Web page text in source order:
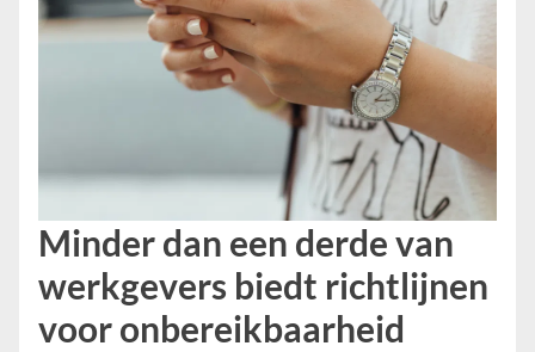
Minder dan een derde van
werkgevers biedt richtlijnen
voor onbereikbaarheid